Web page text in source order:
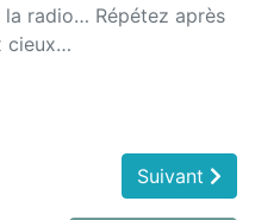
radio… Répétez après
cieux…
Suivant